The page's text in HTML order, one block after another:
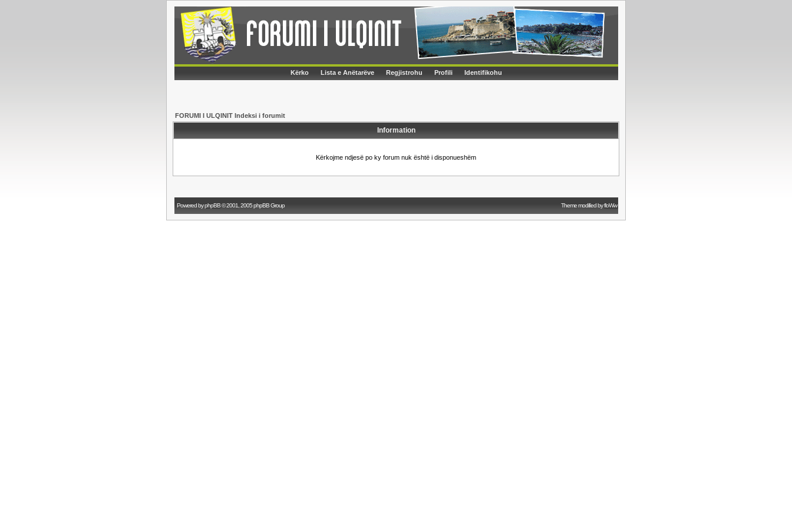
Kërko Lista e Anëtarëve Regjistrohu Profili Identifikohu
FORUMI I ULQINIT Indeksi i forumit
Information
Kërkojme ndjesë po ky forum nuk është i disponueshëm
Powered byphpBB© 2001, 2005 phpBB Group Theme modified byfloWw